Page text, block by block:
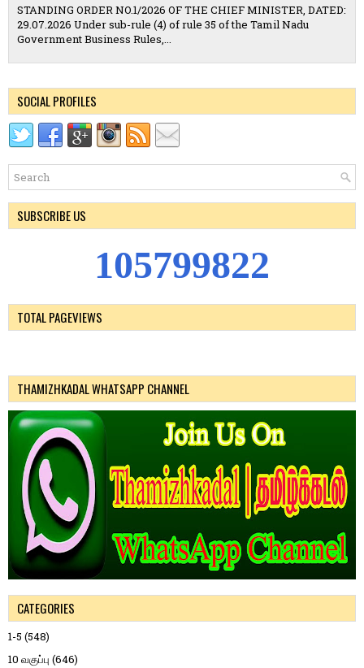
STANDING ORDER NO.1/2026 OF THE CHIEF MINISTER, DATED:
29.07.2026 Under sub-rule (4) of rule 35 of the Tamil Nadu
Government Business Rules,...
SOCIAL PROFILES
SUBSCRIBE US
105799822
TOTAL PAGEVIEWS
THAMIZHKADAL WHATSAPP CHANNEL
CATEGORIES
1-5 (548)
10 வகுப்பு (646)